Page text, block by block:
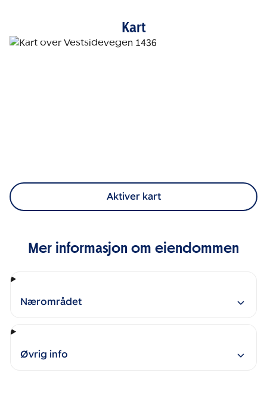
Kart
Aktiver kart
Mer informasjon om eiendommen
Nærområdet
Øvrig info